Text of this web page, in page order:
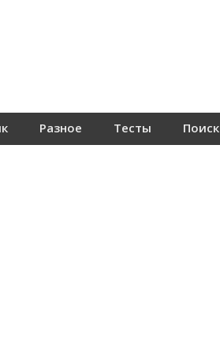
Разное Тесты Поиск